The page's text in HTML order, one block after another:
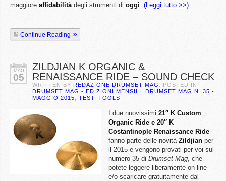
maggiore affidabilitàdegli strumenti di oggi. (Leggi tutto >>)
Continue Reading
MAG
05
ZILDJIAN K ORGANIC &
RENAISSANCE RIDE – SOUND CHECK
WRITTEN BY REDAZIONE DRUMSET MAG
. POSTED IN
DRUMSET MAG - EDIZIONI MENSILI
DRUMSET MAG N. 35 -
MAGGIO 2015
TEST TOOLS
I due nuovissimi 21″ K Custom
Organic Ride e 20″ K
Costantinople Renaissance Ride
fanno parte delle novità Zildjian per
il 2015 e vengono provati per voi sul
numero 35 di Drumset Mag, che
potete leggere liberamente on line
e/o scaricare gratuitamente dal